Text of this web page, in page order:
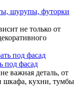
шурупы, футорки
не только от
под фасад
важная деталь, от
шкафа, кухни, тумбы